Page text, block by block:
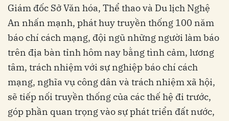
Giám đốc Sở Văn hóa, Thể thao và Du lịch Nghệ
An nhấn mạnh, phát huy truyền thống 100 năm
báo chí cách mạng, đội ngũ những người làm báo
trên địa bàn tỉnh hôm nay bằng tình cảm, lương
tâm, trách nhiệm với sự nghiệp báo chí cách
mạng, nghĩa vụ công dân và trách nhiệm xã hội,
sẽ tiếp nối truyền thống của các thế hệ đi trước,
góp phần quan trọng vào sự phát triển đất nước,